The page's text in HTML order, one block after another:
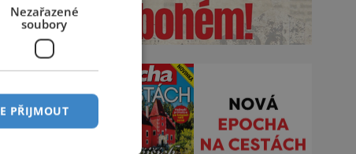
Nezařazené
soubory
PŘIJMOUT